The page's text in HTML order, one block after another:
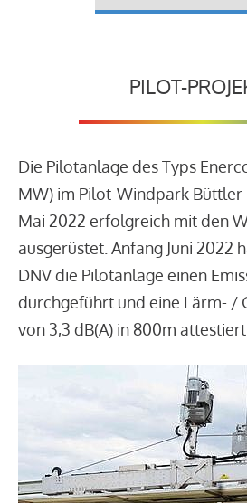
PILOT-
Die Pilotanlage des Typs
MW) im Pilot-Windpark
Mai 2022 erfolgreich mit den
ausgerüstet. Anfang Juni 2022
DNV die Pilotanlage einen
durchgeführt und eine Lärm- /
von 3,3 dB(A) in 800m attestiert.